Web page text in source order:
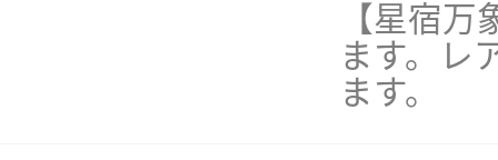
【星宿
ます。レ
ます。